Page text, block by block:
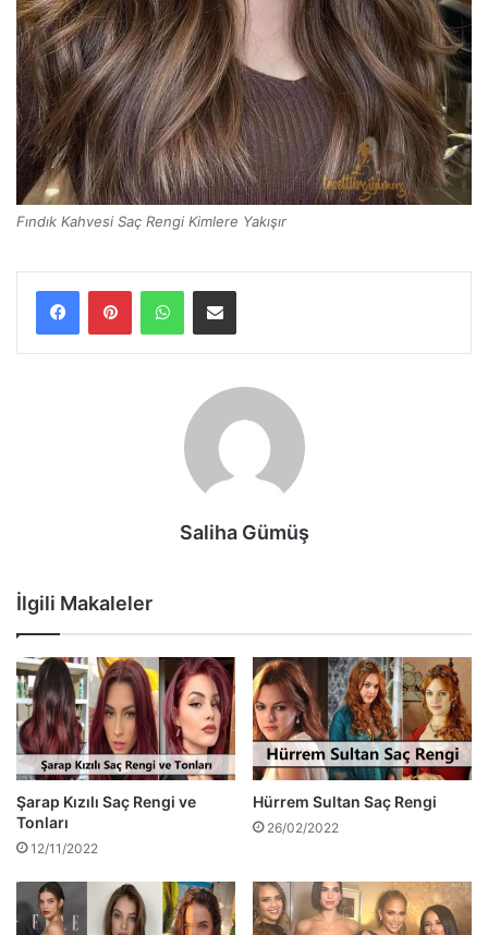
Fındık Kahvesi Saç Rengi Kimlere Yakışır
WhatsAppE-Posta ile paylaş
Saliha Gümüş
İlgili Makaleler
Şarap Kızılı Saç Rengi ve
Tonları
12/11/2022
Hürrem Sultan Saç Rengi
26/02/2022